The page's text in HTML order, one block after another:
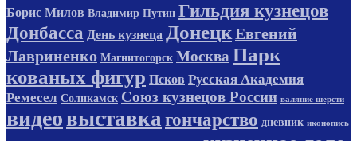
Борис Милов Владимир Путин Гильдия кузнецов
Донбасса День кузнеца ДонецкЕвгений
Лавриненко Магнитогорск Москва Парк
кованых фигур Псков Русская Академия
Ремесел Соликамск Союз кузнецов России валяние шерсти
видеовыставка гончарство дневник иконопись